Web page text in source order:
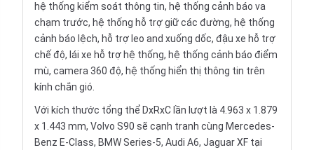
hệ thống kiểm soát thông tin, hệ thống cảnh báo va
chạm trước, hệ thống hỗ trợ giữ các đường, hệ thống
cảnh báo lệch, hỗ trợ leo and xuống dốc, đậu xe hỗ trợ
chế độ, lái xe hỗ trợ hệ thống, hệ thống cảnh báo điểm
mù, camera 360 độ, hệ thống hiển thị thông tin trên
kính chắn gió.
Với kích thước tổng thể DxRxC lần lượt là 4.963 x 1.879
x 1.443 mm, Volvo S90 sẽ cạnh tranh cùng Mercedes-
Benz E-Class, BMW Series-5, Audi A6, Jaguar XF tại